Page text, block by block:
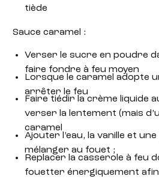
tiède
Sauce caramel :
Verser le sucre en poudre
faire fondre à feu moyen
Lorsque le caramel adopte
arrêter le feu
Faire tiédir la crème liquide
verser la lentement (mais
caramel
Ajouter l’eau, la vanille et
mélanger au fouet ;
Replacer la casserole à feu
fouetter énergiquement